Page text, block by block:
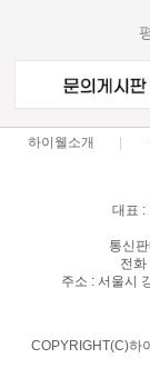
하이웰소개
대표 :
통신
전
주소 : 서울시
COPYRIGHT(C)하